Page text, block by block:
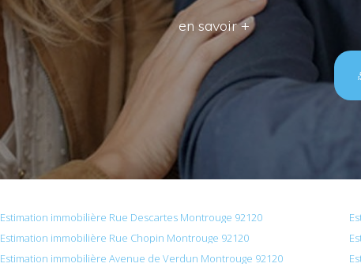
en savoir +
Estimation immobilière Rue Descartes Montrouge 92120
Estimation immobilière Rue Chopin Montrouge 92120
Estimation immobilière Avenue de Verdun Montrouge 92120